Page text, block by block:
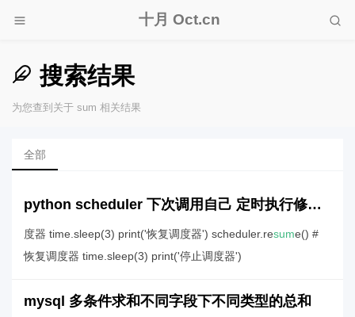
十月 Oct.cn
搜索结果
为您查到关于 sum 相关结果
全部
python scheduler 下次调用自己 定时执行修改job参数
度器 time.sleep(3) print('恢复调度器') scheduler.resume() #
恢复调度器 time.sleep(3) print('停止调度器')
mysql 多条件求和不同字段下不同类型的总和